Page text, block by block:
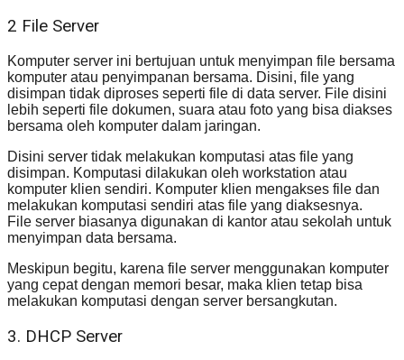
2 File Server
Komputer server ini bertujuan untuk menyimpan file bersama
komputer atau penyimpanan bersama. Disini, file yang
disimpan tidak diproses seperti file di data server. File disini
lebih seperti file dokumen, suara atau foto yang bisa diakses
bersama oleh komputer dalam jaringan.
Disini server tidak melakukan komputasi atas file yang
disimpan. Komputasi dilakukan oleh workstation atau
komputer klien sendiri. Komputer klien mengakses file dan
melakukan komputasi sendiri atas file yang diaksesnya.
File server biasanya digunakan di kantor atau sekolah untuk
menyimpan data bersama.
Meskipun begitu, karena file server menggunakan komputer
yang cepat dengan memori besar, maka klien tetap bisa
melakukan komputasi dengan server bersangkutan.
3. DHCP Server